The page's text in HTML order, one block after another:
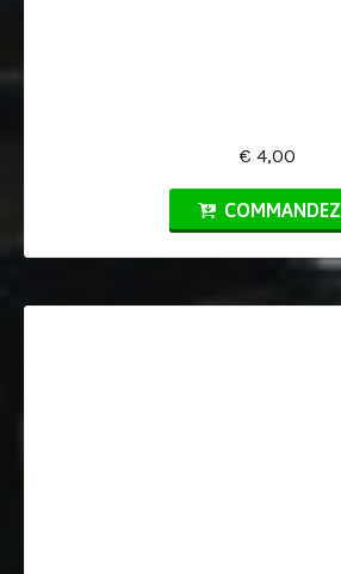
€ 4,00
COMMANDEZ